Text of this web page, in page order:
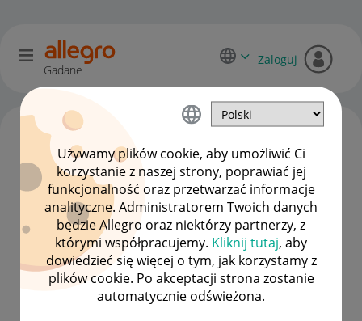
Używamy plików cookie, aby umożliwić Ci
korzystanie z naszej strony, poprawiać jej
funkcjonalność oraz przetwarzać informacje
analityczne. Administratorem Twoich danych
będzie Allegro oraz niektórzy partnerzy, z
którymi współpracujemy. Kliknij tutaj, aby
dowiedzieć się więcej o tym, jak korzystamy z
plików cookie. Po akceptacji strona zostanie
automatycznie odświeżona.
Gadane
Zaloguj
Dog-Way
#9 Pomysłodawca